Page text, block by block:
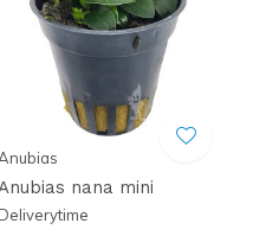
Anubias nana mini
Deliverytime